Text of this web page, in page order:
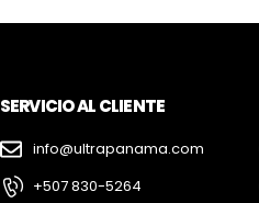
SERVICIO AL CLIENTE
info@ultrapanama.com
+507 830-5264